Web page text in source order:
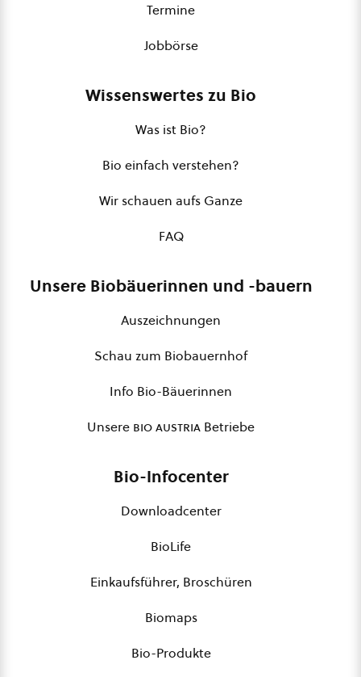
Termine
Jobbörse
Wissenswertes zu Bio
Was ist Bio?
Bio einfach verstehen?
Wir schauen aufs Ganze
FAQ
Unsere Biobäuerinnen und -bauern
Auszeichnungen
Schau zum Biobauernhof
Info Bio-Bäuerinnen
Unsere bio austria Betriebe
Bio-Infocenter
Downloadcenter
BioLife
Einkaufsführer, Broschüren
Biomaps
Bio-Produkte